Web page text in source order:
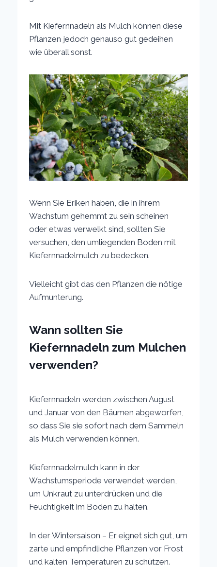
Mit Kiefernnadeln als Mulch können diese
Pflanzen jedoch genauso gut gedeihen
wie überall sonst.
Wenn Sie Eriken haben, die in ihrem
Wachstum gehemmt zu sein scheinen
oder etwas verwelkt sind, sollten Sie
versuchen, den umliegenden Boden mit
Kiefernnadelmulch zu bedecken.
Vielleicht gibt das den Pflanzen die nötige
Aufmunterung.
Wann sollten Sie
Kiefernnadeln zum Mulchen
verwenden?
Kiefernnadeln werden zwischen August
und Januar von den Bäumen abgeworfen,
so dass Sie sie sofort nach dem Sammeln
als Mulch verwenden können.
Kiefernnadelmulch kann in der
Wachstumsperiode verwendet werden,
um Unkraut zu unterdrücken und die
Feuchtigkeit im Boden zu halten.
In der Wintersaison – Er eignet sich gut, um
zarte und empfindliche Pflanzen vor Frost
und kalten Temperaturen zu schützen.